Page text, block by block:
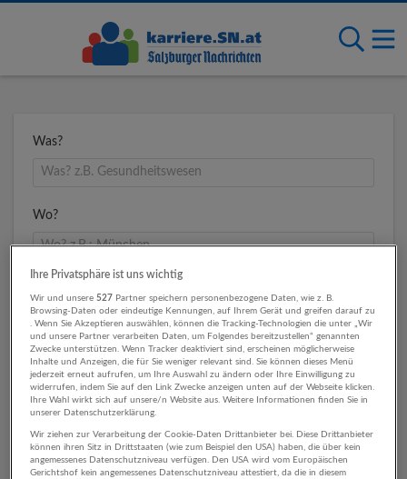
Was?
Wo?
2 Marketing, Kommunikation,
Ihre Privatsphäre ist uns wichtig
Wir und unsere527 Partner speichern personenbezogene Daten, wie z. B.
Browsing-Daten oder eindeutige Kennungen, auf Ihrem Gerät und greifen darauf zu
. Wenn Sie Akzeptieren auswählen, können die Tracking-Technologien die unter „Wir
und unsere Partner verarbeiten Daten, um Folgendes bereitzustellen“ genannten
Zwecke unterstützen. Wenn Tracker deaktiviert sind, erscheinen möglicherweise
Inhalte und Anzeigen, die für Sie weniger relevant sind. Sie können dieses Menü
jederzeit erneut aufrufen, um Ihre Auswahl zu ändern oder Ihre Einwilligung zu
widerrufen, indem Sie auf den Link Zwecke anzeigen unten auf der Webseite klicken.
Ihre Wahl wirkt sich auf unsere/n Website aus. Weitere Informationen finden Sie in
unserer Datenschutzerklärung.
Wir ziehen zur Verarbeitung der Cookie-Daten Drittanbieter bei. Diese Drittanbieter
können ihren Sitz in Drittstaaten (wie zum Beispiel den USA) haben, die über kein
angemessenes Datenschutzniveau verfügen. Den USA wird vom Europäischen
Gerichtshof kein angemessenes Datenschutzniveau attestiert, da die in diesem